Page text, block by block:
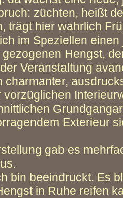
züchten, heißt
trägt hier wahrlich
im Speziellen einen
Hengst,
Veranstaltung
charmanter,
vorzüglichen
Exterieur
gab es
bin beeindruckt. Es
in Ruhe reifen